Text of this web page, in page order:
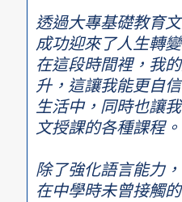
透過大專基礎教育
成功迎來了人生轉
在這段時間裡，我
升，這讓我能更自
生活中，同時也讓
文授課的各種課程。
除了強化語言能力
在中學時未曾接觸